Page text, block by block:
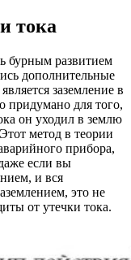
тока
бурным развитием
дополнительные
заземление в
придумано для того,
он уходил в землю
метод в теории
прибора,
если вы
и вся
это не
от утечки тока.